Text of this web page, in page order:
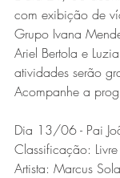
com exibição de
Grupo Ivana
Ariel Bertola e
atividades serão
Acompanhe a
Dia 13/06 - Pai
Classificação:
Artista: Marcus